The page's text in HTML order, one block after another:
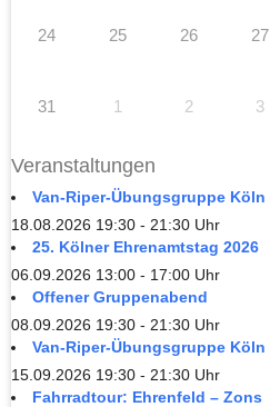
24 25 26 27
31 1 2 3
Veranstaltungen
Van-Riper-Übungsgruppe Köln
18.08.2026 19:30 - 21:30 Uhr
25. Kölner Ehrenamtstag 2026
06.09.2026 13:00 - 17:00 Uhr
Offener Gruppenabend
08.09.2026 19:30 - 21:30 Uhr
Van-Riper-Übungsgruppe Köln
15.09.2026 19:30 - 21:30 Uhr
Fahrradtour: Ehrenfeld – Zons